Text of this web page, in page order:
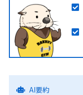
AI要約